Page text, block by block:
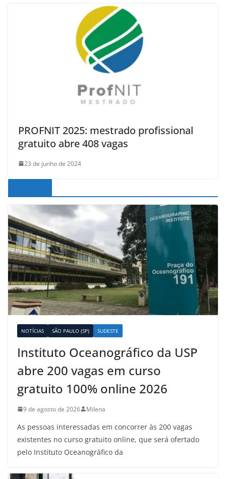
PROFNIT 2025: mestrado profissional
gratuito abre 408 vagas
23 de junho de 2024
NOTÍCIAS SÃO PAULO (SP) SUDESTE
Instituto Oceanográfico da USP
abre 200 vagas em curso
gratuito 100% online 2026
9 de agosto de 2026 Milena
As pessoas interessadas em concorrer às 200 vagas
existentes no curso gratuito online, que será ofertado
pelo Instituto Oceanográfico da